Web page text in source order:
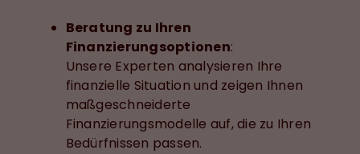
Beratung zu Ihren
Finanzierungsoptionen:
Unsere Experten analysieren Ihre
finanzielle Situation und zeigen Ihnen
maßgeschneiderte
Finanzierungsmodelle auf, die zu Ihren
Bedürfnissen passen.